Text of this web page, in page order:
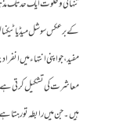
تنہائی و خلوت ایک حد تک
کے برعکس سوشل میڈیا
مفید ، جو اپنی انتہاء
معاشرت کی تشکیل کرتی
ہیں۔ جن میں رابطہ تو رہتا